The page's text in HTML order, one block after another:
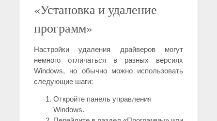
«Установка и удаление
программ»
Настройки удаления драйверов могут
немного отличаться в разных версиях
Windows, но обычно можно использовать
следующие шаги:
Откройте панель управления
Windows.